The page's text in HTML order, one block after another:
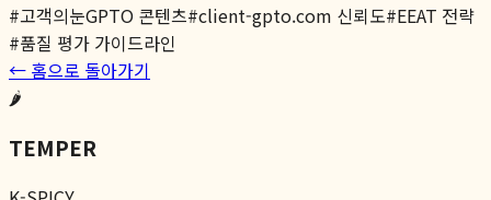
#고객의눈GPTO 콘텐츠#client-gpto.com 신뢰도#EEAT 전략
#품질 평가 가이드라인
← 홈으로 돌아가기
🌶️
TEMPER